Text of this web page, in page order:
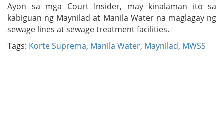
Ayon sa mga Court Insider, may kinalaman ito sa
kabiguan ng Maynilad at Manila Water na maglagay ng
sewage lines at sewage treatment facilities.
Tags: Korte Suprema, Manila Water, Maynilad, MWSS